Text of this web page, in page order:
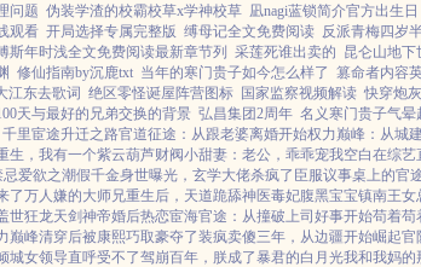
问题 伪装学渣的校霸校草x学神校草 凪nagi蓝锁简介官方出生日
观看 开局选择专属完整版 缚母记全文免费阅读 反派青梅四岁
斯年时浅全文免费阅读最新章节列 采莲死谁出卖的 昆仑山地下
修仙指南by沉鹿txt 当年的寒门贵子如今怎么样了 篡命者内容
江东去歌词 绝区零怪诞屋阵营图标 国家监察视频解读 快穿炮
天与最好的兄弟交换的背景 弘昌集团2周年 名义寒门贵子气
千里宦途升迁之路官道征途：从跟老婆离婚开始权力巅峰：从城
生，我有一个紫云葫芦财阀小甜妻：老公，乖乖宠我空白在综艺
忌爱欲之潮假千金身世曝光，玄学大佬杀疯了 臣服议事桌上的官
了万人嫌的大师兄重生后，天道跪舔神医毒妃腹黑宝宝镇南王女
世狂龙天剑神帝婚后热恋宦海官途：从撞破上司好事开始苟着苟
巅峰清穿后被康熙巧取豪夺了装疯卖傻三年，从边疆开始崛起官
城女领导直呼受不了驾崩百年，朕成了暴君的白月光我和我妈的